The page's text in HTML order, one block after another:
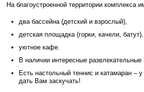
На благоустроенной территории комплекса
два бассейна (детский и взрослый),
детская площадка (горки, качели, батут),
уютное кафе.
В наличии интересные развлекательные
Есть настольный теннис и катамаран –
дать Вам заскучать!